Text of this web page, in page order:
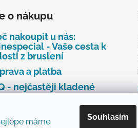
máme
Souhlasím
o nákupu
nakoupit u nás:
- Vaše cesta k
z bruslení
a platba
- nejčastěji kladené
u nás tyto značky